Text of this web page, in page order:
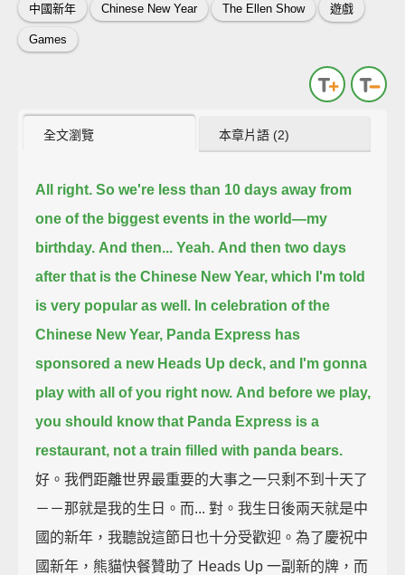
中國新年 Chinese New Year The Ellen Show 遊戲
Games
全文瀏覽 本章片語 (2)
All right. So we're less than 10 days away from
one of the biggest events in the world—my
birthday. And then... Yeah. And then two days
after that is the Chinese New Year, which I'm told
is very popular as well. In celebration of the
Chinese New Year, Panda Express has
sponsored a new Heads Up deck, and I'm gonna
play with all of you right now. And before we play,
you should know that Panda Express is a
restaurant, not a train filled with panda bears.
好。我們距離世界最重要的大事之一只剩不到十天了
－－那就是我的生日。而... 對。我生日後兩天就是中
國的新年，我聽說這節日也十分受歡迎。為了慶祝中
國新年，熊貓快餐贊助了 Heads Up 一副新的牌，而